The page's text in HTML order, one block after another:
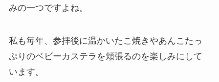
みの一つですよね。
私も毎年、参拝後に温かいたこ焼きやあんこたっ
ぷりのベビーカステラを頬張るのを楽しみにして
います。